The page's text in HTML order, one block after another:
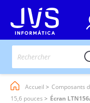
Accueil Composants
15,6 pouces
Écran